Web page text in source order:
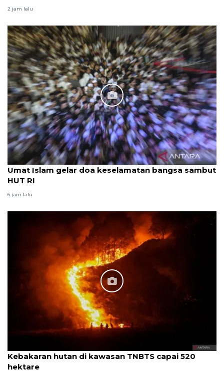
2 jam lalu
Umat Islam gelar doa keselamatan bangsa sambut
HUT RI
6 jam lalu
Kebakaran hutan di kawasan TNBTS capai 520
hektare